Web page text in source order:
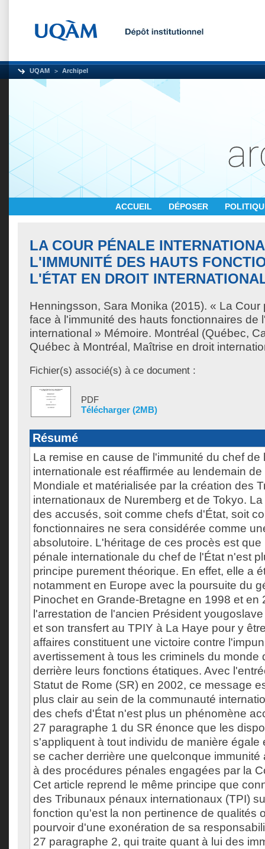
UQAM Archipel
ACCUEIL DÉPOSER
LA COUR PÉNALE
L'IMMUNITÉ DES HAUTS
L'ÉTAT EN DROIT
Henningsson, Sara Monika (2015). « La Cour
face à l'immunité des hauts fonctionnaires de
international » Mémoire. Montréal (Québec,
Québec à Montréal, Maîtrise en droit
Fichier(s) associé(s) à ce document :
PDF
Télécharger (2MB)
Résumé
La remise en cause de l'immunité du chef de
internationale est réaffirmée au lendemain
Mondiale et matérialisée par la création des
internationaux de Nuremberg et de Tokyo.
des accusés, soit comme chefs d'État, soit
fonctionnaires ne sera considérée comme
absolutoire. L'héritage de ces procès est
pénale internationale du chef de l'État n'est
principe purement théorique. En effet, elle a
notamment en Europe avec la poursuite du
Pinochet en Grande-Bretagne en 1998 et en
l'arrestation de l'ancien Président
et son transfert au TPIY à La Haye pour y
affaires constituent une victoire contre
avertissement à tous les criminels du monde
derrière leurs fonctions étatiques. Avec
Statut de Rome (SR) en 2002, ce message
plus clair au sein de la communauté
des chefs d'État n'est plus un phénomène
27 paragraphe 1 du SR énonce que les
s'appliquent à tout individu de manière égale
se cacher derrière une quelconque immunité
à des procédures pénales engagées par la
Cet article reprend le même principe que
des Tribunaux pénaux internationaux (TPI)
fonction qu'est la non pertinence de qualités
pourvoir d'une exonération de sa
27 paragraphe 2, qui traite quant à lui des